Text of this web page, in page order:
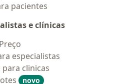
pacientes
e clínicas
Preço
especialistas
para clinicas
novo